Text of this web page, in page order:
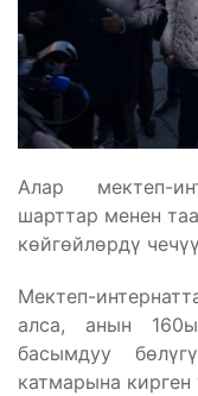
Алар мектеп-
шарттар менен
көйгөйлөрдү
Мектеп-
алса, анын
басымдуу
катмарына